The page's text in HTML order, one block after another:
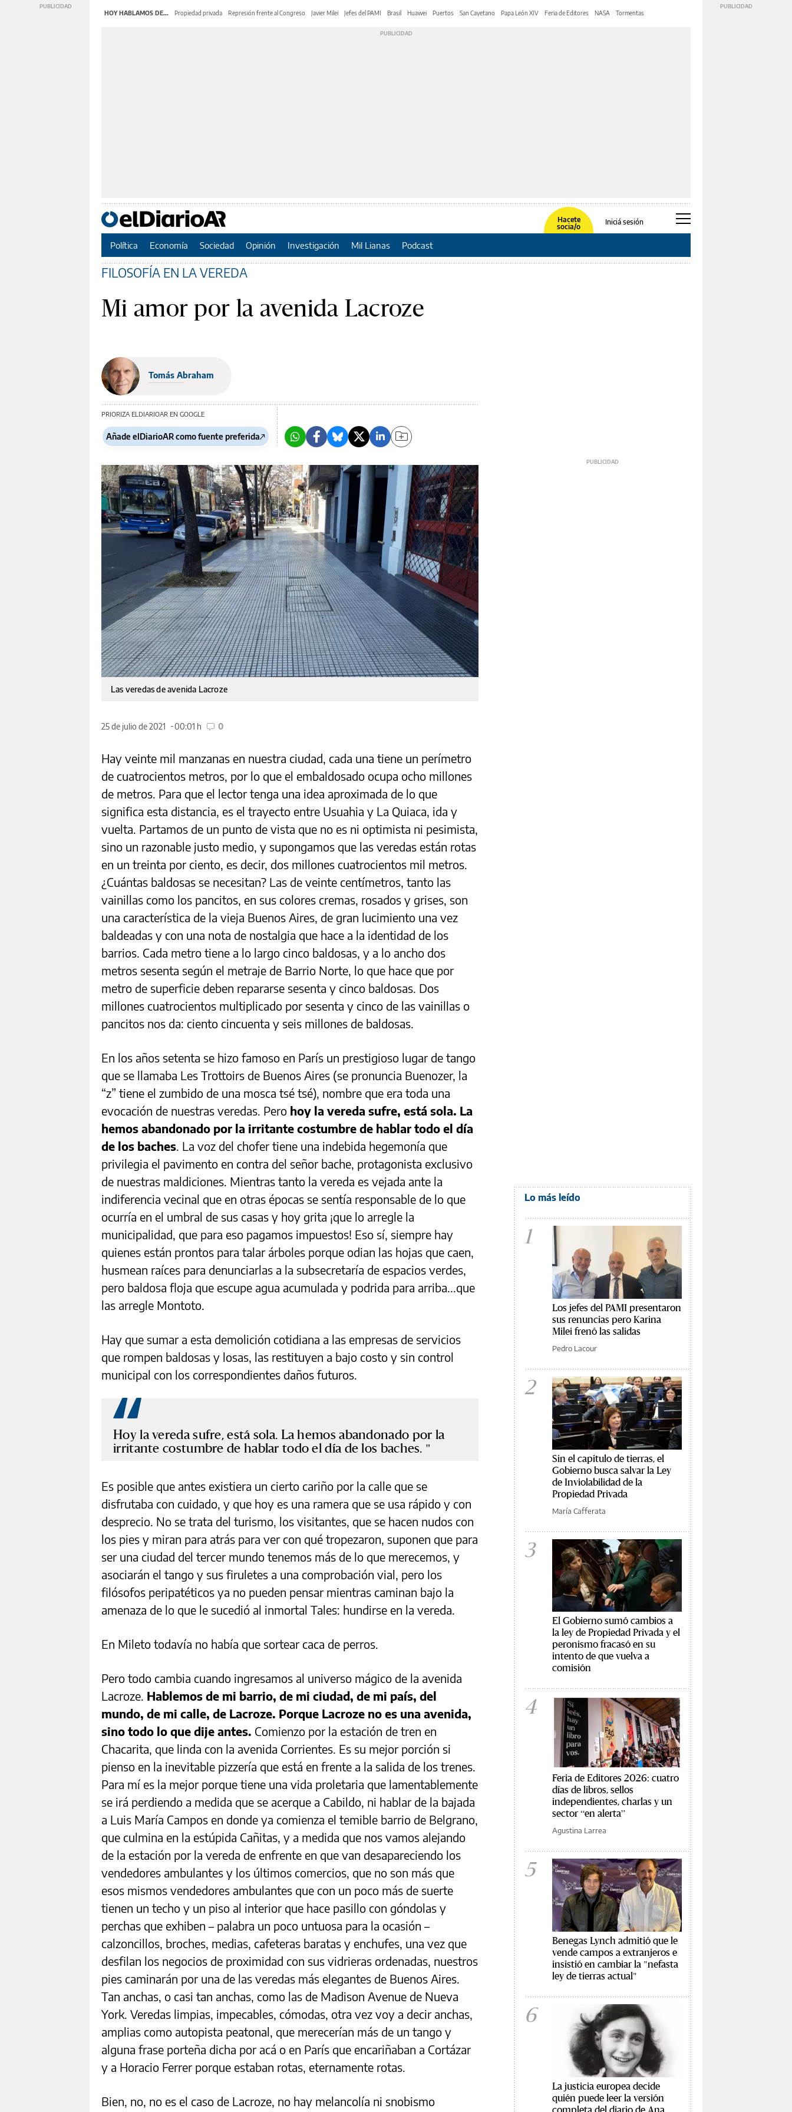
HOY HABLAMOS DE... Propiedad privada Represión frente al Congreso Javier Milei Jefes del PAMI Brasil Huawei Puertos San Cayetano Papa León XIV Feria de Editores NASA Tormentas
Hacete
socia/o
Iniciá sesión
Política Economía Sociedad Opinión Investigación Mil Lianas Podcast
FILOSOFÍA EN LA VEREDA
Mi amor por la avenida Lacroze
Tomás Abraham
PRIORIZA ELDIARIOAR EN GOOGLE
Añade elDiarioAR como fuente preferida
Las veredas de avenida Lacroze
25 de julio de 2021 00:01 h 0
Hay veinte mil manzanas en nuestra ciudad, cada una tiene un perímetro
de cuatrocientos metros, por lo que el embaldosado ocupa ocho millones
de metros. Para que el lector tenga una idea aproximada de lo que
significa esta distancia, es el trayecto entre Usuahia y La Quiaca, ida y
vuelta. Partamos de un punto de vista que no es ni optimista ni pesimista,
sino un razonable justo medio, y supongamos que las veredas están rotas
en un treinta por ciento, es decir, dos millones cuatrocientos mil metros.
¿Cuántas baldosas se necesitan? Las de veinte centímetros, tanto las
vainillas como los pancitos, en sus colores cremas, rosados y grises, son
una característica de la vieja Buenos Aires, de gran lucimiento una vez
baldeadas y con una nota de nostalgia que hace a la identidad de los
barrios. Cada metro tiene a lo largo cinco baldosas, y a lo ancho dos
metros sesenta según el metraje de Barrio Norte, lo que hace que por
metro de superficie deben repararse sesenta y cinco baldosas. Dos
millones cuatrocientos multiplicado por sesenta y cinco de las vainillas o
pancitos nos da: ciento cincuenta y seis millones de baldosas.
En los años setenta se hizo famoso en París un prestigioso lugar de tango
que se llamaba Les Trottoirs de Buenos Aires (se pronuncia Buenozer, la
“z” tiene el zumbido de una mosca tsé tsé), nombre que era toda una
evocación de nuestras veredas. Pero hoy la vereda sufre, está sola. La
hemos abandonado por la irritante costumbre de hablar todo el día
de los baches. La voz del chofer tiene una indebida hegemonía que
privilegia el pavimento en contra del señor bache, protagonista exclusivo
de nuestras maldiciones. Mientras tanto la vereda es vejada ante la
indiferencia vecinal que en otras épocas se sentía responsable de lo que
ocurría en el umbral de sus casas y hoy grita ¡que lo arregle la
municipalidad, que para eso pagamos impuestos! Eso sí, siempre hay
quienes están prontos para talar árboles porque odian las hojas que caen,
husmean raíces para denunciarlas a la subsecretaría de espacios verdes,
pero baldosa floja que escupe agua acumulada y podrida para arriba...que
las arregle Montoto.
Hay que sumar a esta demolición cotidiana a las empresas de servicios
que rompen baldosas y losas, las restituyen a bajo costo y sin control
municipal con los correspondientes daños futuros.
Hoy la vereda sufre, está sola. La hemos abandonado por la
irritante costumbre de hablar todo el día de los baches.
Es posible que antes existiera un cierto cariño por la calle que se
disfrutaba con cuidado, y que hoy es una ramera que se usa rápido y con
desprecio. No se trata del turismo, los visitantes, que se hacen nudos con
los pies y miran para atrás para ver con qué tropezaron, suponen que para
ser una ciudad del tercer mundo tenemos más de lo que merecemos, y
asociarán el tango y sus firuletes a una comprobación vial, pero los
filósofos peripatéticos ya no pueden pensar mientras caminan bajo la
amenaza de lo que le sucedió al inmortal Tales: hundirse en la vereda.
En Mileto todavía no había que sortear caca de perros.
Pero todo cambia cuando ingresamos al universo mágico de la avenida
Lacroze. Hablemos de mi barrio, de mi ciudad, de mi país, del
mundo, de mi calle, de Lacroze. Porque Lacroze no es una avenida,
sino todo lo que dije antes. Comienzo por la estación de tren en
Chacarita, que linda con la avenida Corrientes. Es su mejor porción si
pienso en la inevitable pizzería que está en frente a la salida de los trenes.
Para mí es la mejor porque tiene una vida proletaria que lamentablemente
se irá perdiendo a medida que se acerque a Cabildo, ni hablar de la bajada
a Luis María Campos en donde ya comienza el temible barrio de Belgrano,
que culmina en la estúpida Cañitas, y a medida que nos vamos alejando
de la estación por la vereda de enfrente en que van desapareciendo los
vendedores ambulantes y los últimos comercios, que no son más que
esos mismos vendedores ambulantes que con un poco más de suerte
tienen un techo y un piso al interior que hace pasillo con góndolas y
perchas que exhiben – palabra un poco untuosa para la ocasión –
calzoncillos, broches, medias, cafeteras baratas y enchufes, una vez que
desfilan los negocios de proximidad con sus vidrieras ordenadas, nuestros
pies caminarán por una de las veredas más elegantes de Buenos Aires.
Tan anchas, o casi tan anchas, como las de Madison Avenue de Nueva
York. Veredas limpias, impecables, cómodas, otra vez voy a decir anchas,
amplias como autopista peatonal, que merecerían más de un tango y
alguna frase porteña dicha por acá o en París que encariñaban a Cortázar
y a Horacio Ferrer porque estaban rotas, eternamente rotas.
Bien, no, no es el caso de Lacroze, no hay melancolía ni snobismo
Lo más leído
1
Los jefes del PAMI presentaron
sus renuncias pero Karina
Milei frenó las salidas
Pedro Lacour
2
Sin el capítulo de tierras, el
Gobierno busca salvar la Ley
de Inviolabilidad de la
Propiedad Privada
María Cafferata
3
El Gobierno sumó cambios a
la ley de Propiedad Privada y el
peronismo fracasó en su
intento de que vuelva a
comisión
4
Feria de Editores 2026: cuatro
días de libros, sellos
independientes, charlas y un
sector “en alerta”
Agustina Larrea
5
Benegas Lynch admitió que le
vende campos a extranjeros e
insistió en cambiar la "nefasta
ley de tierras actual"
6
La justicia europea decide
quién puede leer la versión
completa del diario de Ana